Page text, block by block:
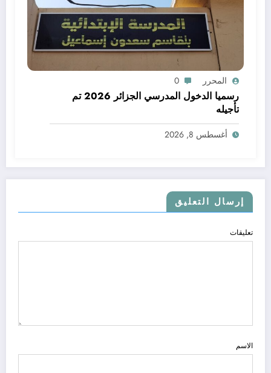
المحرر 0
رسميا الدخول المدرسي الجزائر 2026 تم
تأجيله
أغسطس 8, 2026
إرسال التعليق
تعليقات
الاسم